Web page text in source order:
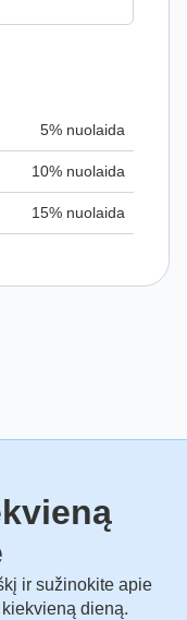
5% nuolaida
10% nuolaida
15% nuolaida
ir sužinokite apie
dieną.